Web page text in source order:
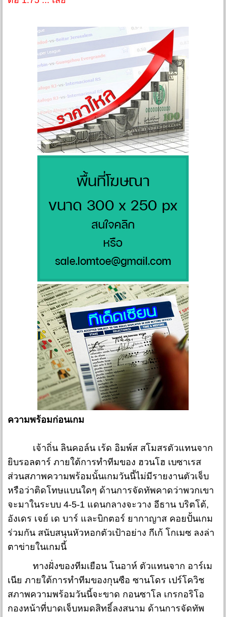
ความพร้อมก่อนเกม
เจ้าถิ่น ลินคอล์น เร้ด อิมพ์ส สโมสรตัวแทนจาก
ยิบรอลตาร์ ภายใต้การทำทีมของ ฮวนโฮ เบซาเรส
ส่วนสภาพความพร้อมนั้นเกมวันนี้ไม่มีรายงานตัวเจ็บ
หรือว่าติดโทษแบนใดๆ ด้านการจัดทัพคาดว่าพวกเขา
จะมาในระบบ 4-5-1 แดนกลางจะวาง อีธาน บริตโต้,
อังเดร เจย์ เด บาร์ และบิกตอร์ ยากาญาส คอยปั้นเกม
ร่วมกัน สนับสนุนหัวหอกตัวเป้าอย่าง กีเก้ โกเมซ ลงล่า
ตาข่ายในเกมนี้
ทางฝั่งของทีมเยือน โนอาห์ ตัวแทนจาก อาร์เม
เนีย ภายใต้การทำทีมของกุนซือ ซานโดร เปร์โควิช
สภาพความพร้อมวันนี้จะขาด กอนซาโล เกรกอริโอ
กองหน้าที่บาดเจ็บหมดสิทธิ์ลงสนาม ด้านการจัดทัพ